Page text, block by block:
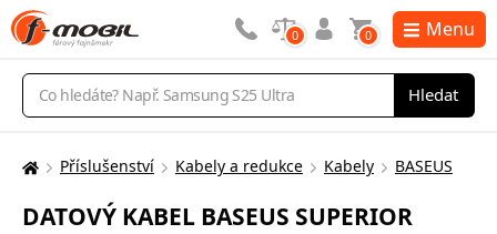
Vyhledávání
Hledat
0 0 Menu
Zde
nacházíte:
Příslušenství Kabely a redukce Kabely BASEUS
DATOVÝ KABEL BASEUS SUPERIOR